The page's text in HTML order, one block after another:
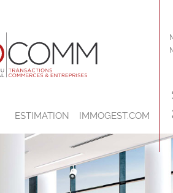
ESTIMATION IMMOGEST.COM